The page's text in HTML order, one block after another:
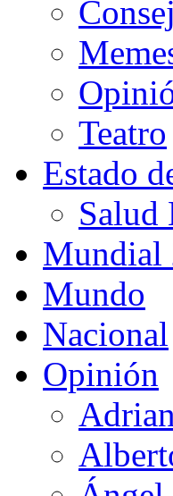
Teatro
Estado
Salud
Mundial
Mundo
Nacional
Opinión